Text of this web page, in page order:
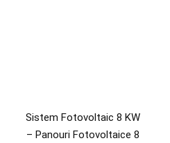
Sistem Fotovoltaic 8 KW
– Panouri Fotovoltaice 8